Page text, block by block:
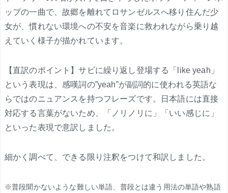
ップの一曲で、故郷を離れてロサンゼルスへ移り住んだ少
女が、慣れない環境への不安を音楽に救われながら乗り越
えていく様子が描かれています。
【直訳のポイント】サビに繰り返し登場する「like yeah」
という表現は、感嘆詞の”yeah”が副詞的に使われる英語な
らではのニュアンスを持つフレーズです。日本語には直接
対応する言葉がないため、「ノリノリに」「いい感じに」
といった表現で意訳しました。
細かく調べて、できる限り注釈をつけて和訳しました。
※普段聞かないような難しい単語、普段とは違う用法の単語や熟語